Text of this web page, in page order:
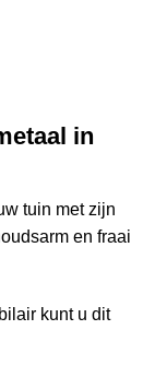
in
tuin met zijn
en fraai
kunt u dit